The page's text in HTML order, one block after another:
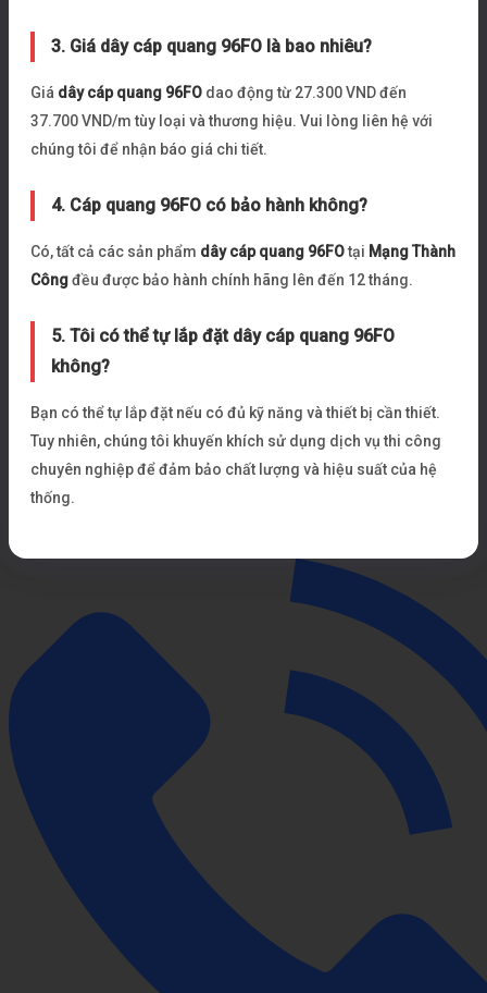
3. Giá dây cáp quang 96FO là bao nhiêu?
Giá dây cáp quang 96FO dao động từ 27.300 VND đến
37.700 VND/m tùy loại và thương hiệu. Vui lòng liên hệ với
chúng tôi để nhận báo giá chi tiết.
4. Cáp quang 96FO có bảo hành không?
Có, tất cả các sản phẩm dây cáp quang 96FOtại Mạng Thành
Côngđều được bảo hành chính hãng lên đến 12 tháng.
5. Tôi có thể tự lắp đặt dây cáp quang 96FO
không?
Bạn có thể tự lắp đặt nếu có đủ kỹ năng và thiết bị cần thiết.
Tuy nhiên, chúng tôi khuyến khích sử dụng dịch vụ thi công
chuyên nghiệp để đảm bảo chất lượng và hiệu suất của hệ
thống.